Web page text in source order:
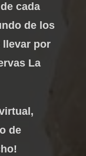
cada
de los
llevar por
La
de